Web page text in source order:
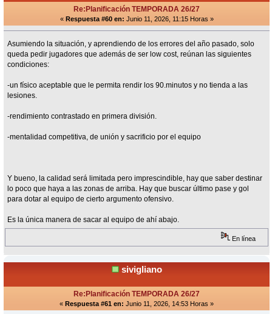
Re:Planificación TEMPORADA 26/27
« Respuesta #60 en: Junio 11, 2026, 11:15 Horas »
Asumiendo la situación, y aprendiendo de los errores del año pasado, solo
queda pedir jugadores que además de ser low cost, reúnan las siguientes
condiciones:
-un físico aceptable que le permita rendir los 90.minutos y no tienda a las
lesiones.
-rendimiento contrastado en primera división.
-mentalidad competitiva, de unión y sacrificio por el equipo
Y bueno, la calidad será limitada pero imprescindible, hay que saber destinar
lo poco que haya a las zonas de arriba. Hay que buscar último pase y gol
para dotar al equipo de cierto argumento ofensivo.
Es la única manera de sacar al equipo de ahí abajo.
En línea
sivigliano
Re:Planificación TEMPORADA 26/27
« Respuesta #61 en: Junio 11, 2026, 14:53 Horas »